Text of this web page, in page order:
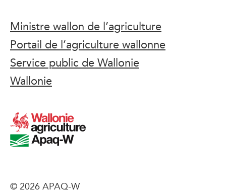
Ministre wallon de l’agriculture
Portail de l’agriculture wallonne
Service public de Wallonie
Wallonie
© 2026 APAQ-W